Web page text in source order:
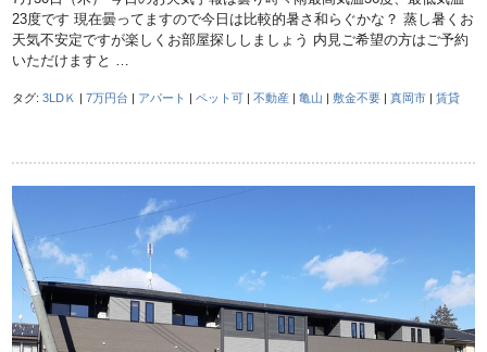
23度です 現在曇ってますので今日は比較的暑さ和らぐかな？ 蒸し暑くお
天気不安定ですが楽しくお部屋探ししましょう 内見ご希望の方はご予約
いただけますと …
タグ:3LDＫ |7万円台 アパート |ペット可 |不動産 |亀山 |敷金不要 |真岡市 |賃貸